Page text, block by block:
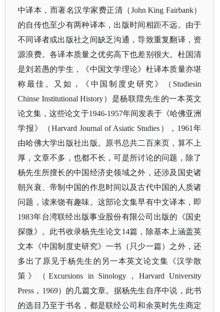
中译本，而著名汉学家费正清（John King Fairbank）
的自传也至少有两种译本，出版时间相距不远。由于
不同译者或出版社之间缺乏沟通，导致重复翻译，资
源浪费。各译本质量之优劣高下也差别很大。杜国清
是刘若愚的学生，《中国文学理论》杜译本质量亦堪
称最佳。又如，《中国制度史研究》（Studiesin
Chinse Institutional History）是杨联陞先生的一本英文
论文集，这些论文于1946-1957年间发表于《哈佛亚洲
学报》（Harvard Journal of Asiatic Studies），1961年
由哈佛大学出版社出版。原书总共二百来页，算不上
厚，文章不多，也都不长，可是所讨论的问题，除了
杨先生所擅长的中国经济史领域之外，还涉及国史诸
朝兴衰、帝制中国的作息时间以及古代中国的人质诸
问题，读来饶有趣味。这部论文集早有中文译本，即
1983年台湾联经出版事业股份有限公司出版的《国史
探微》。此书收录杨先生论文14篇，除基本上涵盖英
文本《中国制度史研究》一书（只少一篇）之外，还
多出了原见于杨先生的另一本英文论文集《汉学散
策》（Excursions in Sinology，Harvard University
Press，1969）的几篇文章。据杨先生自序中说，此书
的选目乃至于书名，都是联经公司和余英时先生商定